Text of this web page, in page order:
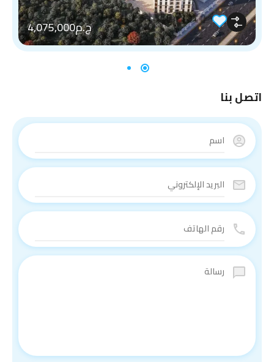
ج.م4,075,000
اتصل بنا